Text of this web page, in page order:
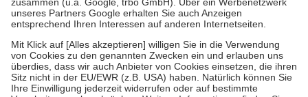
Verordnung.
Um das Engagement der Versicherten für ihre eigene Gesundheit zu
stärken und die besondere Stellung der Familie zu unterstützen,
fallenkeine Zuzahlungenan bei:
• Kindern und Jugendlichen bis zum vollendeten 18. Lebensjahr
mit Ausnahme der Fahrkosten
• Untersuchungen zur Vorsorge und Früherkennung, die von der